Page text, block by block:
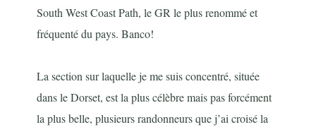
South West Coast Path, le GR le plus renommé et
fréquenté du pays. Banco!
La section sur laquelle je me suis concentré, située
dans le Dorset, est la plus célèbre mais pas forcément
la plus belle, plusieurs randonneurs que j’ai croisé la